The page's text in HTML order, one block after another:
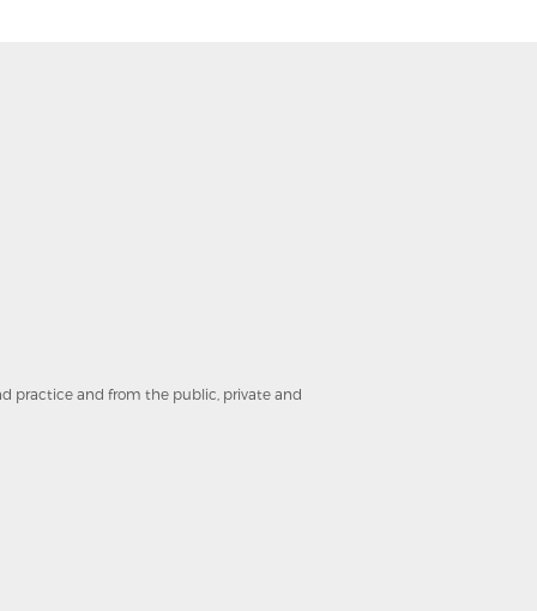
practice and from the public, private and